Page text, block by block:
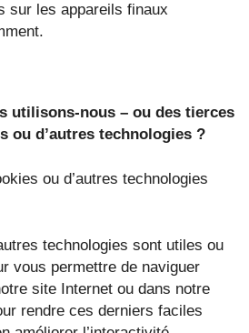
sur les appareils finaux
nous – ou des tierces
ou d’autres technologies ?
ou d’autres technologies
technologies sont utiles ou
vous permettre de naviguer
site Internet ou dans notre
rendre ces derniers faciles